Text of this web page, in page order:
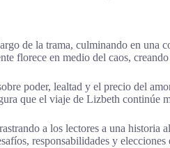
de la trama, culminando en
florece en medio del caos,
poder, lealtad y el precio del
que el viaje de Lizbeth continúe
a los lectores a una
responsabilidades y